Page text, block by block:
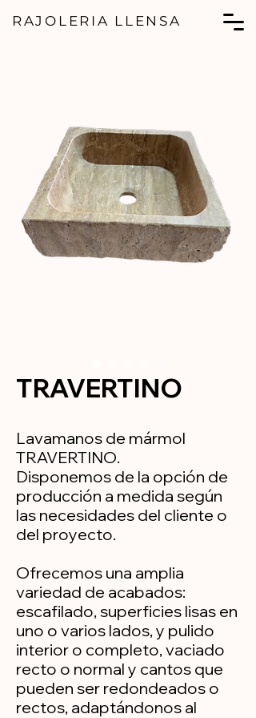
RAJOLERIA LLENSA
TRAVERTINO
Lavamanos de mármol
TRAVERTINO.
Disponemos de la opción de
producción a medida según
las necesidades del cliente o
del proyecto.
Ofrecemos una amplia
variedad de acabados:
escafilado, superficies lisas en
uno o varios lados, y pulido
interior o completo, vaciado
recto o normal y cantos que
pueden ser redondeados o
rectos, adaptándonos al